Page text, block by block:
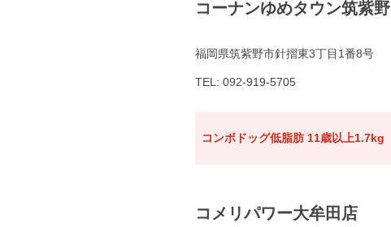
コーナンゆめタウン筑紫野
福岡県筑紫野市針摺東3丁目1番8号
TEL: 092-919-5705
コンボドッグ低脂肪 11歳以上1.7kg
コメリパワー大牟田店